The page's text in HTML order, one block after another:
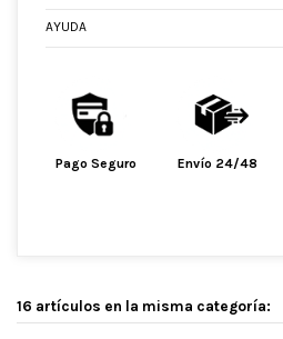
AYUDA
Pago Seguro Envío 24/48
16 artículos en la misma categoría: